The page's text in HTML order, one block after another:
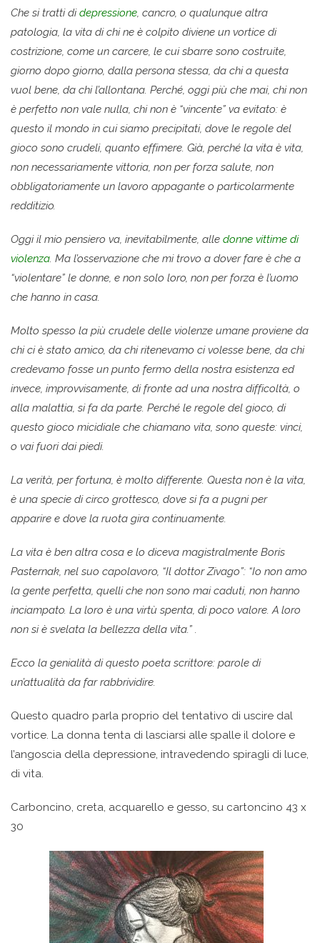
Che si tratti didepressione, cancro, o qualunque altra
patologia, la vita di chi ne è colpito diviene un vortice di
costrizione, come un carcere, le cui sbarre sono costruite,
giorno dopo giorno, dalla persona stessa, da chi a questa
vuol bene, da chi l’allontana. Perché, oggi più che mai, chi non
è perfetto non vale nulla, chi non è “vincente” va evitato: è
questo il mondo in cui siamo precipitati, dove le regole del
gioco sono crudeli, quanto effimere. Già, perché la vita è vita,
non necessariamente vittoria, non per forza salute, non
obbligatoriamente un lavoro appagante o particolarmente
redditizio.
Oggi il mio pensiero va, inevitabilmente, alle donne vittime di
violenza. Ma l’osservazione che mi trovo a dover fare è che a
“violentare” le donne, e non solo loro, non per forza è l’uomo
che hanno in casa.
Molto spesso la più crudele delle violenze umane proviene da
chi ci è stato amico, da chi ritenevamo ci volesse bene, da chi
credevamo fosse un punto fermo della nostra esistenza ed
invece, improvvisamente, di fronte ad una nostra difficoltà, o
alla malattia, si fa da parte. Perché le regole del gioco, di
questo gioco micidiale che chiamano vita, sono queste: vinci,
o vai fuori dai piedi.
La verità, per fortuna, è molto differente. Questa non è la vita,
è una specie di circo grottesco, dove si fa a pugni per
apparire e dove la ruota gira continuamente.
La vita è ben altra cosa e lo diceva magistralmente Boris
Pasternak, nel suo capolavoro, “Il dottor Zivago”: “Io non amo
la gente perfetta, quelli che non sono mai caduti, non hanno
inciampato. La loro è una virtù spenta, di poco valore. A loro
non si è svelata la bellezza della vita.” .
Ecco la genialità di questo poeta scrittore: parole di
un’attualità da far rabbrividire.
Questo quadro parla proprio del tentativo di uscire dal
vortice. La donna tenta di lasciarsi alle spalle il dolore e
l’angoscia della depressione, intravedendo spiragli di luce,
di vita.
Carboncino, creta, acquarello e gesso, su cartoncino 43 x
30